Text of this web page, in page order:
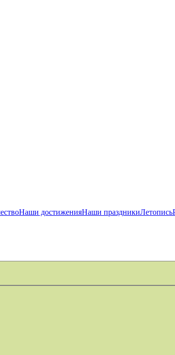
Наши достиженияНаши праздникиЛетопись